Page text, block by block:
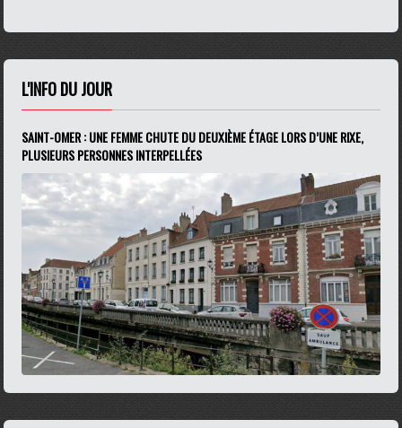
L'INFO DU JOUR
SAINT-OMER : UNE FEMME CHUTE DU DEUXIÈME ÉTAGE LORS D’UNE RIXE,
PLUSIEURS PERSONNES INTERPELLÉES